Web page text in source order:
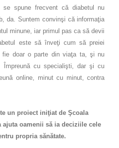
se spune frecvent că diabetul nu
da. Suntem convinşi că informaţia
minune, iar primul pas ca să devii
este să înveţi cum să preiei
fie doar o parte din viaţa ta, şi nu
cu specialişti, dar şi cu
online, minut cu minut, contra
un proiect iniţiat de Şcoala
oamenii să ia deciziile cele
propria sănătate.